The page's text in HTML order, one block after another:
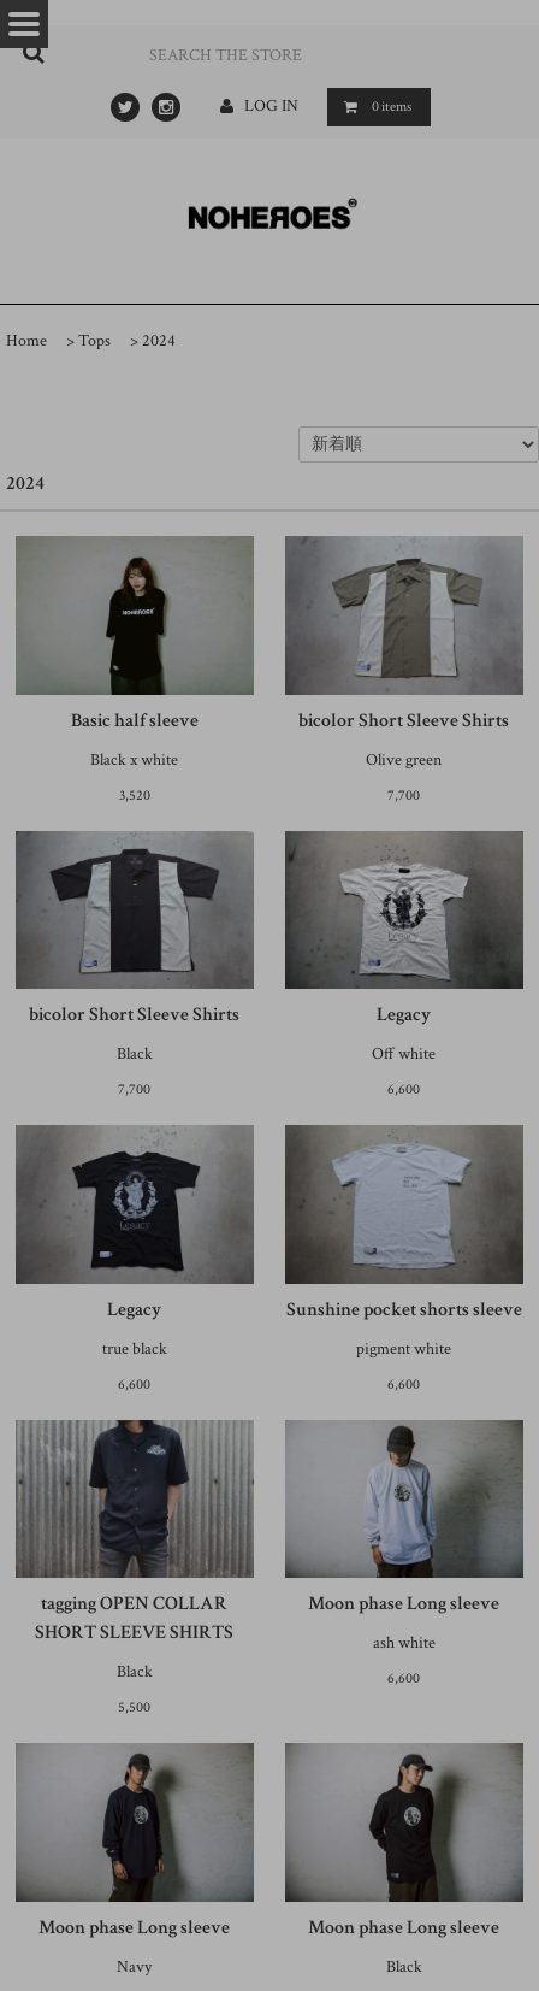
…- ->
LOG IN 0items
Home >Tops >2024
2024
Basic half sleeve
Black x white
3,520
bicolor Short Sleeve Shirts
Olive green
7,700
bicolor Short Sleeve Shirts
Black
7,700
Legacy
Off white
6,600
Legacy
true black
6,600
Sunshine pocket shorts sleeve
pigment white
6,600
tagging OPEN COLLAR
SHORT SLEEVE SHIRTS
Black
5,500
Moon phase Long sleeve
ash white
6,600
Moon phase Long sleeve
Navy
Moon phase Long sleeve
Black